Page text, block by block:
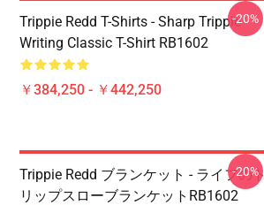
Trippie Redd T-Shirts - Sharp Trippie
Writing Classic T-Shirt RB1602
￥384,250 - ￥442,250
-20%
Trippie Redd ブランケット - ライフのト
リップスローブランケットRB1602
-20%